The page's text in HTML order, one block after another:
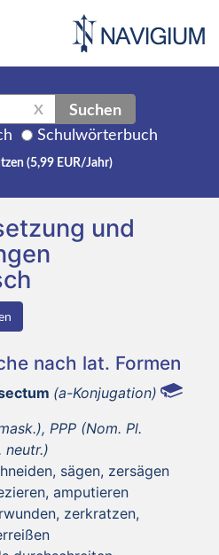
X Suchen
Schulwörterbuch
(5,99 EUR/Jahr)
und
nach lat. Formen
(a-Konjugation)
PPP (Nom. Pl.
neutr.)
sägen, zersägen
amputieren
zerkratzen,